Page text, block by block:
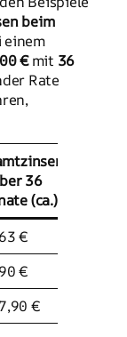
beim
einem
€mit 36
Rate
36
(ca.)
€
€
€